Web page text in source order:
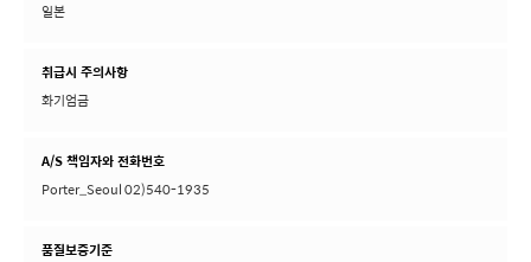
일본
취급시 주의사항
화기엄금
A/S 책임자와 전화번호
Porter_Seoul 02)540-1935
품질보증기준